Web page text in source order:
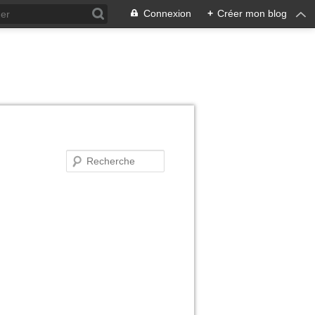
Connexion + Créer mon blog